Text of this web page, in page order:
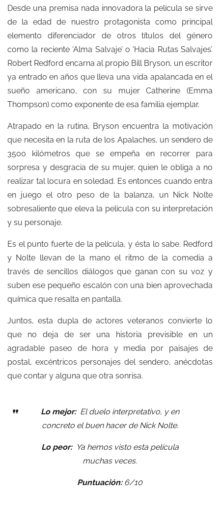
Desde una premisa nada innovadora la película se sirve
de la edad de nuestro protagonista como principal
elemento diferenciador de otros títulos del género
como la reciente ‘Alma Salvaje’ o ‘Hacia Rutas Salvajes’.
Robert Redford encarna al propio Bill Bryson, un escritor
ya entrado en años que lleva una vida apalancada en el
sueño americano, con su mujer Catherine (Emma
Thompson) como exponente de esa familia ejemplar.
Atrapado en la rutina, Bryson encuentra la motivación
que necesita en la ruta de los Apalaches, un sendero de
3500 kilómetros que se empeña en recorrer para
sorpresa y desgracia de su mujer, quien le obliga a no
realizar tal locura en soledad. Es entonces cuando entra
en juego el otro peso de la balanza, un Nick Nolte
sobresaliente que eleva la película con su interpretación
y su personaje.
Es el punto fuerte de la película, y ésta lo sabe. Redford
y Nolte llevan de la mano el ritmo de la comedia a
través de sencillos diálogos que ganan con su voz y
suben ese pequeño escalón con una bien aprovechada
química que resalta en pantalla.
Juntos, esta dupla de actores veteranos convierte lo
que no deja de ser una historia previsible en un
agradable paseo de hora y media por paisajes de
postal, excéntricos personajes del sendero, anécdotas
que contar y alguna que otra sonrisa.
Lo mejor: El duelo interpretativo, y en
concreto el buen hacer de Nick Nolte.
Lo peor: Ya hemos visto esta película
muchas veces.
Puntuación: 6/10